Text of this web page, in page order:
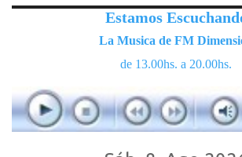
Estamos
La Musica de FM
de 13.00hs. a 20.00hs.